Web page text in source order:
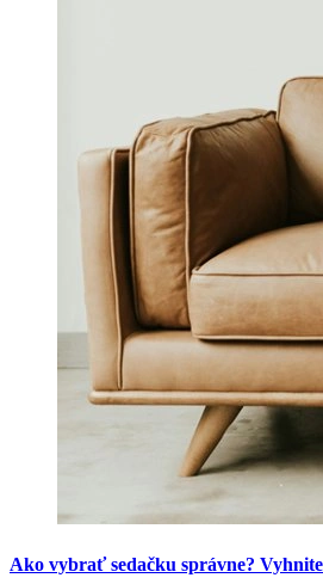
Ako vybrať sedačku správne?